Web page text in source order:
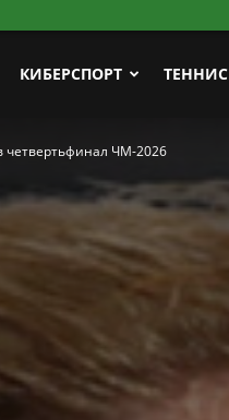
КИБЕРСПОРТ ТЕННИС
четвертьфинал ЧМ-2026